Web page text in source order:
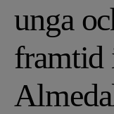
unga
framtid